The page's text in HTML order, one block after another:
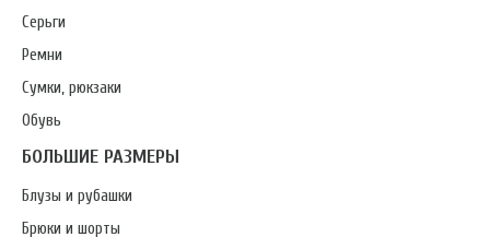
Серьги
Ремни
Сумки, рюкзаки
Обувь
БОЛЬШИЕ РАЗМЕРЫ
Блузы и рубашки
Брюки и шорты